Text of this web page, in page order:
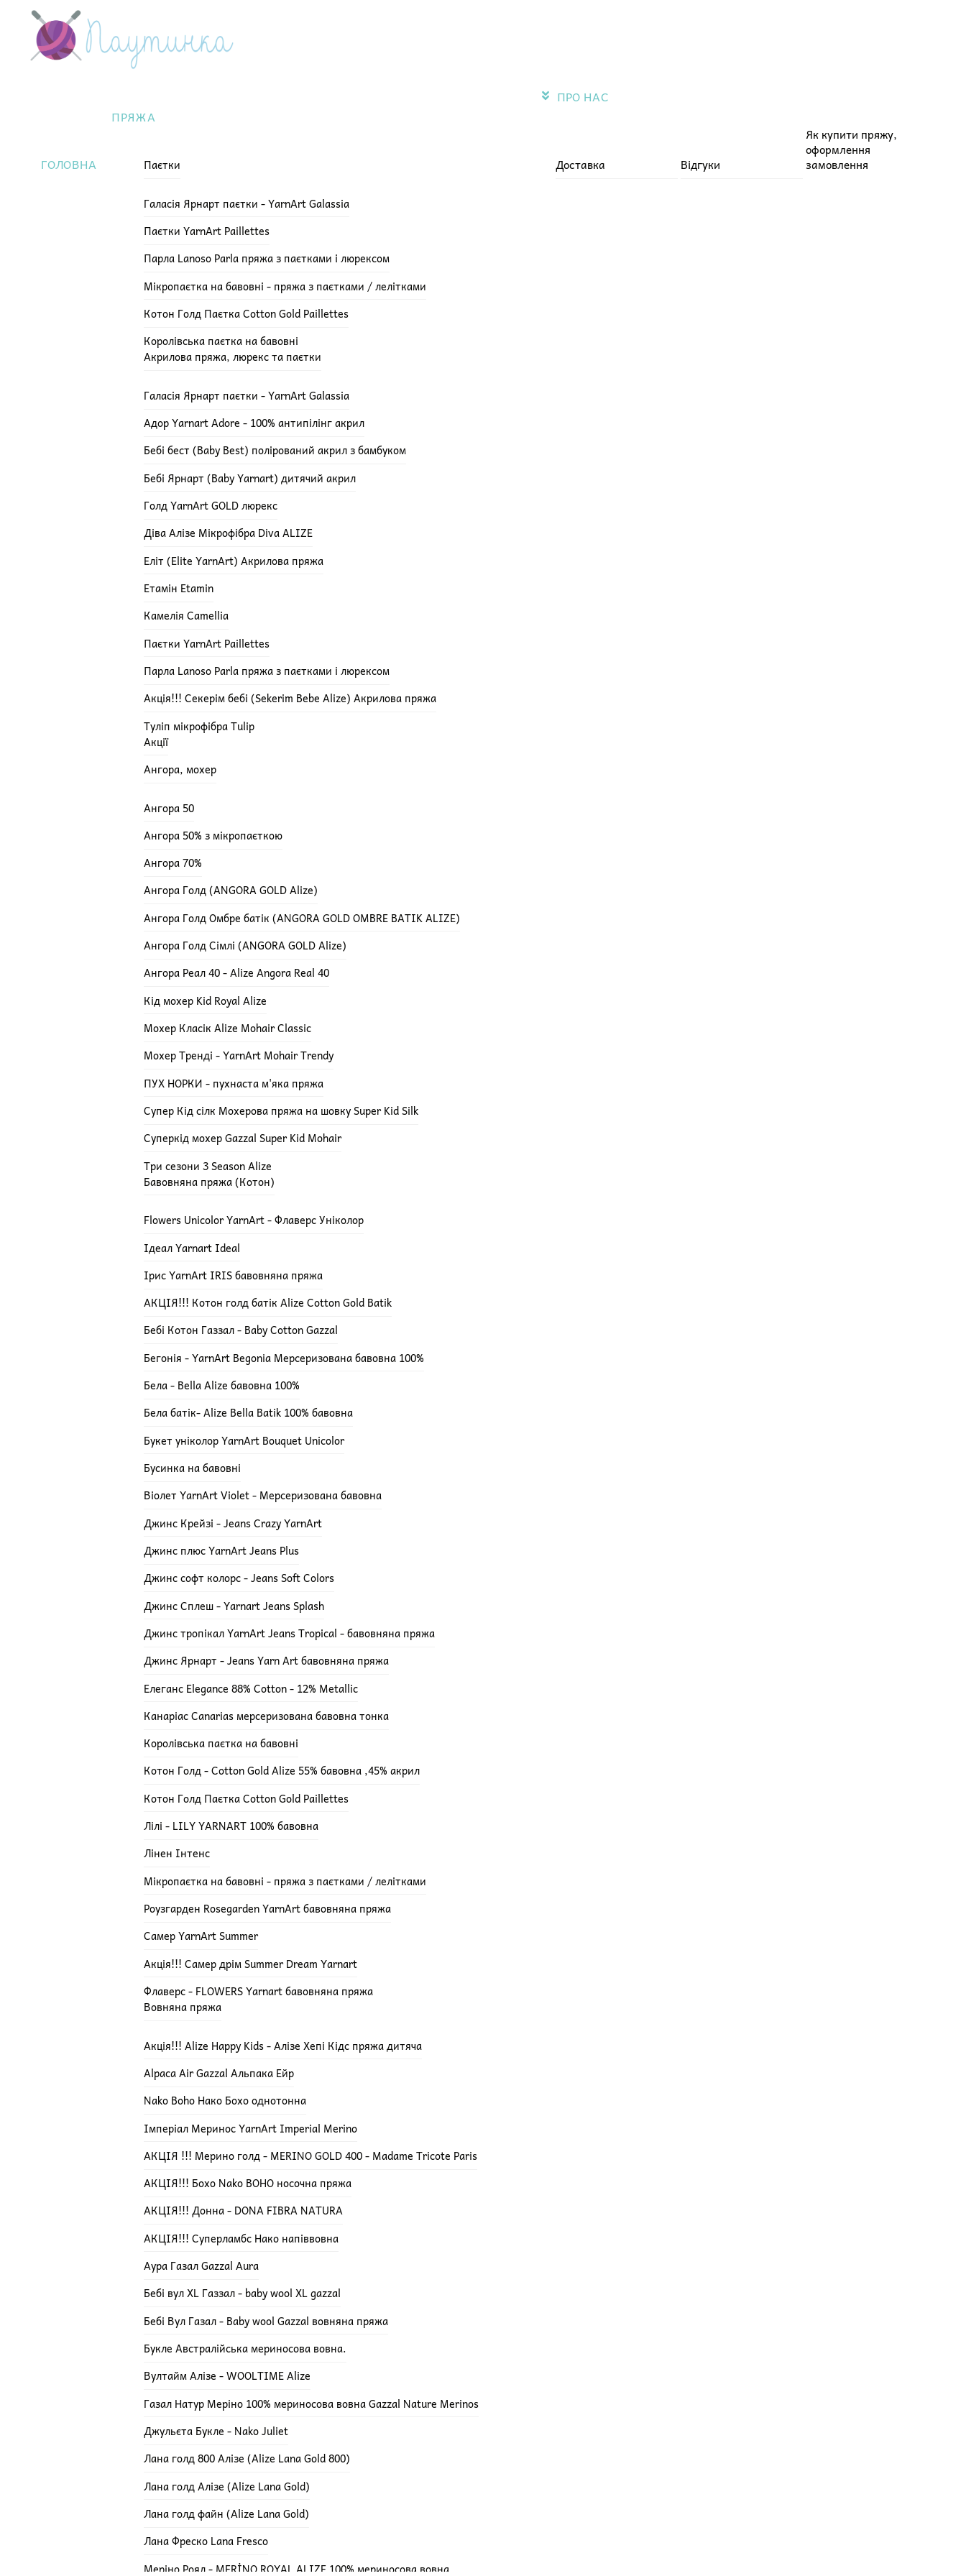
content
Menu
ГОЛОВНА
ПРЯЖА
Паєтки
Галасія Ярнарт паєтки - YarnArt Galassia
Паєтки YarnArt Paillettes
Парла Lanoso Parla пряжа з паєтками і люрексом
Мікропаєтка на бавовні - пряжа з паєтками / лелітками
Котон Голд Паєтка Cotton Gold Paillettes
Королівська паєтка на бавовні
Акрилова пряжа, люрекс та паєтки
Галасія Ярнарт паєтки - YarnArt Galassia
Адор Yarnart Adore - 100% антипілінг акрил
Бебі бест (Baby Best) полірований акрил з бамбуком
Бебі Ярнарт (Baby Yarnart) дитячий акрил
Голд YarnArt GOLD люрекс
Діва Алізе Мікрофібра Diva ALIZE
Еліт (Elite YarnArt) Акрилова пряжа
Етамін Etamin
Камелія Camellia
Паєтки YarnArt Paillettes
Парла Lanoso Parla пряжа з паєтками і люрексом
Акція!!! Секерім бебі (Sekerim Bebe Alize) Акрилова пряжа
Туліп мікрофібра Tulip
Акції
Ангора, мохер
Ангора 50
Ангора 50% з мікропаєткою
Ангора 70%
Ангора Голд (ANGORA GOLD Alize)
Ангора Голд Омбре батік (ANGORA GOLD OMBRE BATIK ALIZE)
Ангора Голд Сімлі (ANGORA GOLD Alize)
Ангора Реал 40 - Alize Angora Real 40
Кід мохер Kid Royal Alize
Мохер Класік Alize Mohair Classic
Мохер Тренді - YarnArt Mohair Trendy
ПУХ НОРКИ - пухнаста м'яка пряжа
Супер Кід сілк Мохерова пряжа на шовку Super Kid Silk
Суперкід мохер Gazzal Super Kid Mohair
Три сезони 3 Season Alize
Бавовняна пряжа (Котон)
Flowers Unicolor YarnArt - Флаверс Уніколор
Ідеал Yarnart Ideal
Ірис YarnArt IRIS бавовняна пряжа
АКЦІЯ!!! Котон голд батік Alize Cotton Gold Batik
Бебі Котон Газзал - Baby Cotton Gazzal
Бегонія - YarnArt Begonia Мерсеризована бавовна 100%
Бела - Bella Alize бавовна 100%
Бела батік- Alize Bella Batik 100% бавовна
Букет уніколор YarnArt Bouquet Unicolor
Бусинка на бавовні
Віолет YarnArt Violet - Мерсеризована бавовна
Джинс Крейзі - Jeans Crazy YarnArt
Джинс плюс YarnArt Jeans Plus
Джинс софт колорс - Jeans Soft Colors
Джинс Сплеш - Yarnart Jeans Splash
Джинс тропікал YarnArt Jeans Tropical - бавовняна пряжа
Джинс Ярнарт - Jeans Yarn Art бавовняна пряжа
Елеганс Elegance 88% Cotton - 12% Metallic
Канаріас Canarias мерсеризована бавовна тонка
Королівська паєтка на бавовні
Котон Голд - Cotton Gold Alize 55% бавовна ,45% акрил
Котон Голд Паєтка Cotton Gold Paillettes
Лілі - LILY YARNART 100% бавовна
Лінен Інтенс
Мікропаєтка на бавовні - пряжа з паєтками / лелітками
Роузгарден Rosegarden YarnArt бавовняна пряжа
Самер YarnArt Summer
Акція!!! Самер дрім Summer Dream Yarnart
Флаверс - FLOWERS Yarnart бавовняна пряжа
Вовняна пряжа
Акція!!! Alize Happy Kids - Алізе Хепі Кідс пряжа дитяча
Alpaca Air Gazzal Альпака Ейр
Nako Boho Нако Бохо однотонна
Імперіал Меринос YarnArt Imperial Merino
АКЦІЯ !!! Мерино голд - MERINO GOLD 400 - Madame Tricote Paris
АКЦІЯ!!! Бохо Nako BOHO носочна пряжа
АКЦІЯ!!! Донна - DONA FIBRA NATURA
АКЦІЯ!!! Суперламбс Нако напіввовна
Аура Газал Gazzal Aura
Бебі вул XL Газзал - baby wool XL gazzal
Бебі Вул Газал - Baby wool Gazzal вовняна пряжа
Букле Австралійська мериносова вовна.
Вултайм Алізе - WOOLTIME Alize
Газал Натур Меріно 100% мериносова вовна Gazzal Nature Merinos
Джульєта Букле - Nako Juliet
Лана голд 800 Алізе (Alize Lana Gold 800)
Лана голд Алізе (Alize Lana Gold)
Лана голд файн (Alize Lana Gold)
Лана Фреско Lana Fresco
Меріно Роял - MERİNO ROYAL ALIZE 100% мериносова вовна
ПРО НАС
Доставка Відгуки
Як купити пряжу,
оформлення
замовлення